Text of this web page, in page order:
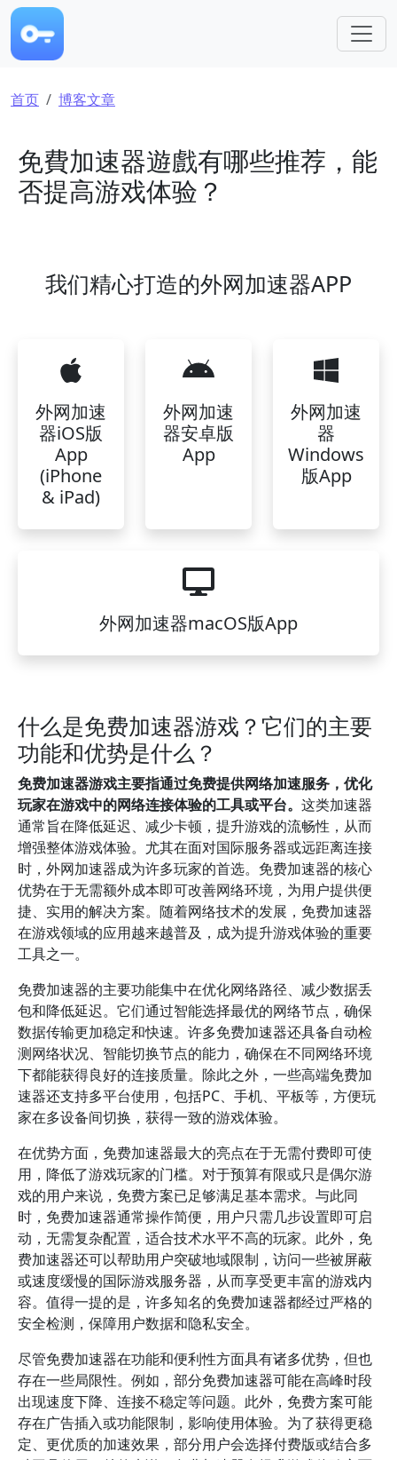
跳转到主要内容
面包屑
首页 博客文章
免費加速器遊戲有哪些推荐，能
否提高游戏体验？
我们精心打造的外网加速器APP
外网加速
器iOS版
App
(iPhone
& iPad)
外网加速
器安卓版
App
外网加速
器
Windows
版App
外网加速器macOS版App
什么是免费加速器游戏？它们的主要
功能和优势是什么？
免费加速器游戏主要指通过免费提供网络加速服务，优化
玩家在游戏中的网络连接体验的工具或平台。 这类加速器
通常旨在降低延迟、减少卡顿，提升游戏的流畅性，从而
增强整体游戏体验。尤其在面对国际服务器或远距离连接
时，外网加速器成为许多玩家的首选。免费加速器的核心
优势在于无需额外成本即可改善网络环境，为用户提供便
捷、实用的解决方案。随着网络技术的发展，免费加速器
在游戏领域的应用越来越普及，成为提升游戏体验的重要
工具之一。
免费加速器的主要功能集中在优化网络路径、减少数据丢
包和降低延迟。它们通过智能选择最优的网络节点，确保
数据传输更加稳定和快速。许多免费加速器还具备自动检
测网络状况、智能切换节点的能力，确保在不同网络环境
下都能获得良好的连接质量。除此之外，一些高端免费加
速器还支持多平台使用，包括PC、手机、平板等，方便玩
家在多设备间切换，获得一致的游戏体验。
在优势方面，免费加速器最大的亮点在于无需付费即可使
用，降低了游戏玩家的门槛。对于预算有限或只是偶尔游
戏的用户来说，免费方案已足够满足基本需求。与此同
时，免费加速器通常操作简便，用户只需几步设置即可启
动，无需复杂配置，适合技术水平不高的玩家。此外，免
费加速器还可以帮助用户突破地域限制，访问一些被屏蔽
或速度缓慢的国际游戏服务器，从而享受更丰富的游戏内
容。值得一提的是，许多知名的免费加速器都经过严格的
安全检测，保障用户数据和隐私安全。
尽管免费加速器在功能和便利性方面具有诸多优势，但也
存在一些局限性。例如，部分免费加速器可能在高峰时段
出现速度下降、连接不稳定等问题。此外，免费方案可能
存在广告插入或功能限制，影响使用体验。为了获得更稳
定、更优质的加速效果，部分用户会选择付费版或结合多